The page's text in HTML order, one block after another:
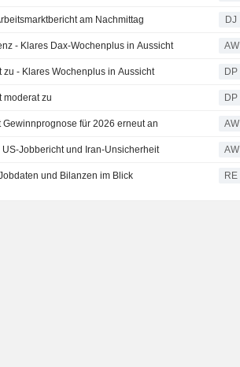
am Nachmittag DJ
- Klares Dax-Wochenplus in Aussicht AW
- Klares Wochenplus in Aussicht DP
moderat zu DP
für 2026 erneut an AW
Jobbericht und Iran-Unsicherheit AW
und Bilanzen im Blick RE